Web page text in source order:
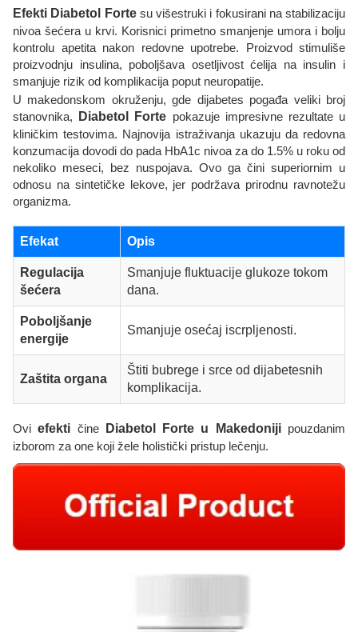
Efekti Diabetol Fortesu višestruki i fokusirani na stabilizaciju
nivoa šećera u krvi. Korisnici primetno smanjenje umora i bolju
kontrolu apetita nakon redovne upotrebe. Proizvod stimuliše
proizvodnju insulina, poboljšava osetljivost ćelija na insulin i
smanjuje rizik od komplikacija poput neuropatije.
U makedonskom okruženju, gde dijabetes pogađa veliki broj
stanovnika,
Diabetol Forte pokazuje impresivne rezultate u
kliničkim testovima. Najnovija istraživanja ukazuju da redovna
konzumacija dovodi do pada HbA1c nivoa za do 1.5% u roku od
nekoliko meseci, bez nuspojava. Ovo ga čini superiornim u
odnosu na sintetičke lekove, jer podržava prirodnu ravnotežu
organizma.
Efekat Opis
Regulacija
šećera
Smanjuje fluktuacije glukoze tokom
dana.
Poboljšanje
energije
Smanjuje osećaj iscrpljenosti.
Zaštita organa
Štiti bubrege i srce od dijabetesnih
komplikacija.
Oviefekti čine Diabetol Forte u Makedonijipouzdanim
izborom za one koji žele holistički pristup lečenju.